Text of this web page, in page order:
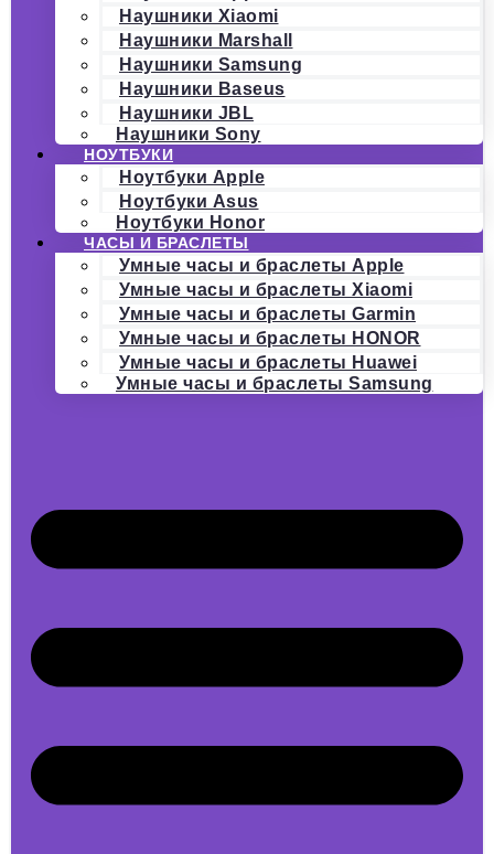
Наушники Xiaomi
Наушники Marshall
Наушники Samsung
Наушники Baseus
Наушники JBL
Наушники Sony
НОУТБУКИ
Ноутбуки Apple
Ноутбуки Asus
Ноутбуки Honor
ЧАСЫ И БРАСЛЕТЫ
Умные часы и браслеты Apple
Умные часы и браслеты Xiaomi
Умные часы и браслеты Garmin
Умные часы и браслеты HONOR
Умные часы и браслеты Huawei
Умные часы и браслеты Samsung